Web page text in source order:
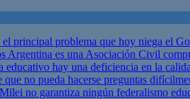
principal problema que hoy niega el
Argentina es una Asociación Civil
educativo hay una deficiencia en la
no pueda hacerse preguntas
no garantiza ningún federalismo